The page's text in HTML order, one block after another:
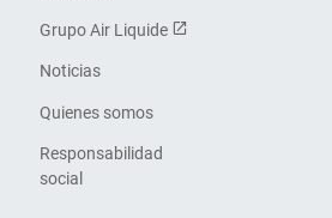
Grupo Air Liquide
Noticias
Quienes somos
Responsabilidad
social